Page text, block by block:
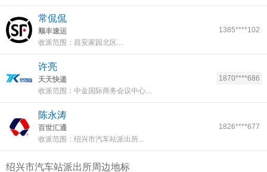
常侃侃
顺丰速运
收派范围：昌安家园北区...
1385****102
许亮
天天快递
收派范围：中金国际商务会议中心...
1870****686
陈永涛
百世汇通
收派范围：绍兴市汽车站派出所...
1826****677
绍兴市汽车站派出所周边地标